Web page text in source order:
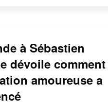
à Sébastien
dévoile comment
amoureuse a